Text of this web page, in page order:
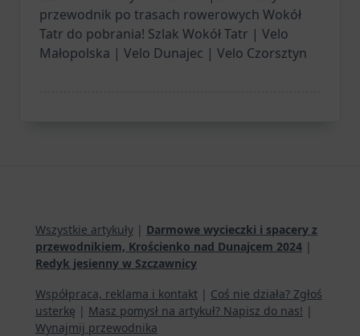
przewodnik po trasach rowerowych Wokół
Tatr do pobrania! Szlak Wokół Tatr | Velo
Małopolska | Velo Dunajec | Velo Czorsztyn
Wszystkie artykuły | Darmowe wycieczki i spacery z
przewodnikiem, Krościenko nad Dunajcem 2024 |
Redyk jesienny w Szczawnicy
Współpraca, reklama i kontakt | Coś nie działa? Zgłoś
usterkę | Masz pomysł na artykuł? Napisz do nas! |
Wynajmij przewodnika